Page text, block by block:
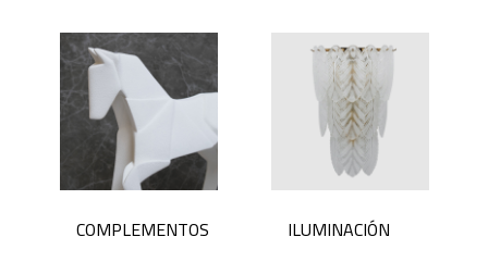
COMPLEMENTOS ILUMINACIÓN